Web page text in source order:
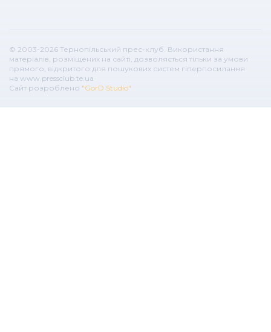
© 2003-2026 Тернопільський прес-клуб. Використання
матеріалів, розміщених на сайті, дозволяється тільки за умови
прямого, відкритого для пошукових систем гіперпосилання
на www.pressclub.te.ua
Сайт розроблено "GorD Studio"